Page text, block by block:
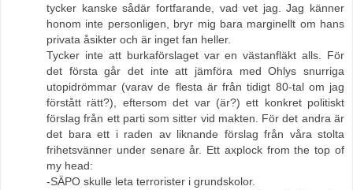
tycker kanske sådär fortfarande, vad vet jag. Jag känner
honom inte personligen, bryr mig bara marginellt om hans
privata åsikter och är inget fan heller.
Tycker inte att burkaförslaget var en västanfläkt alls. För
det första går det inte att jämföra med Ohlys snurriga
utopidrömmar (varav de flesta är från tidigt 80-tal om jag
förstått rätt?), eftersom det var (är?) ett konkret politiskt
förslag från ett parti som sitter vid makten. För det andra är
det bara ett i raden av liknande förslag från våra stolta
frihetsvänner under senare år. Ett axplock from the top of
my head:
-SÄPO skulle leta terrorister i grundskolor.